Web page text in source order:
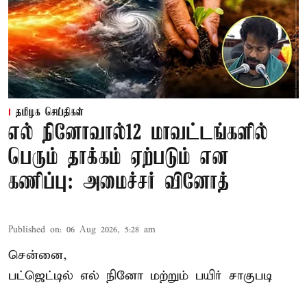
தமிழக செய்திகள்
எல் நினோவால்12 மாவட்டங்களில்
பெரும் தாக்கம் ஏற்படும் என
கணிப்பு: அமைச்சர் வினோத்
Published on: 06 Aug 2026, 5:28 am
சென்னை,
பட்ஜெட்டில் எல் நினோ மற்றும் பயிர் சாகுபடி